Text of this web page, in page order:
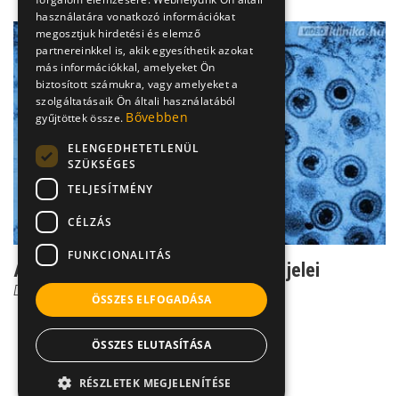
A nemiszervi herpesz csalhatatlan jelei
Dr. Tisza Tímea
használatára vonatkozó információkat
megosztjuk hirdetési és elemző
partnereinkkel is, akik egyesíthetik azokat
más információkkal, amelyeket Ön
biztosított számukra, vagy amelyeket a
szolgáltatásaik Ön általi használatából
gyűjtöttek össze. Bővebben
ELENGEDHETETLENÜL
SZÜKSÉGES
TELJESÍTMÉNY
CÉLZÁS
FUNKCIONALITÁS
ÖSSZES ELFOGADÁSA
ÖSSZES ELUTASÍTÁSA
RÉSZLETEK MEGJELENÍTÉSE